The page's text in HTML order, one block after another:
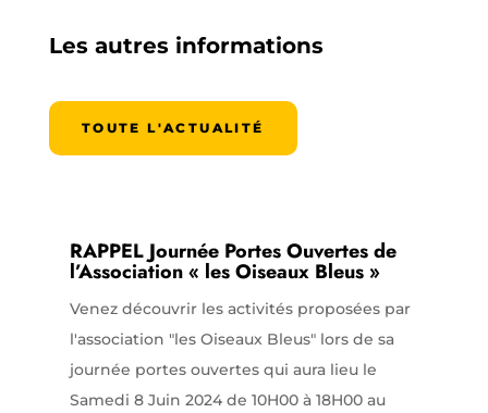
Les autres informations
TOUTE L'ACTUALITÉ
RAPPEL Journée Portes Ouvertes de
l’Association « les Oiseaux Bleus »
Venez découvrir les activités proposées par
l'association "les Oiseaux Bleus" lors de sa
journée portes ouvertes qui aura lieu le
Samedi 8 Juin 2024 de 10H00 à 18H00 au